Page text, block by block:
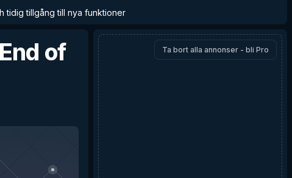
tidig tillgång till nya funktioner
of
Ta bort alla annonser - bli Pro